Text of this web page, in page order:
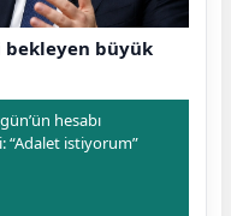
bekleyen büyük
hesabı
“Adalet istiyorum”